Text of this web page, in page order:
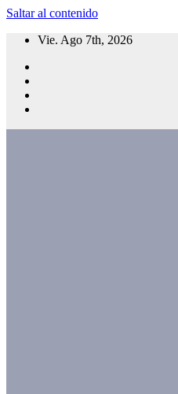
Saltar al contenido
Vie. Ago 7th, 2026